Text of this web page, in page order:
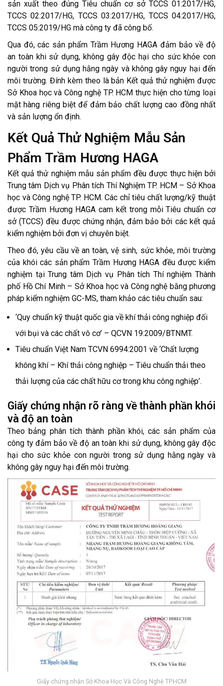
sản xuất theo đúng Tiêu chuẩn cơ sở TCCS 01:2017/HG,
TCCS 02:2017/HG, TCCS 03:2017/HG, TCCS 04:2017/HG,
TCCS 05:2019/HG mà công ty đã công bố.
Qua đó, các sản phẩm Trầm Hương HAGA đảm bảo về độ
an toàn khi sử dụng, không gây độc hại cho sức khỏe con
người trong sử dụng hằng ngày và không gây nguy hại đến
môi trường. Đính kèm theo là bản Kết quả thử nghiệm được
Sở Khoa học và Công nghệ TP. HCM thực hiện cho từng loại
mặt hàng riêng biệt để đảm bảo chất lượng cao đồng nhất
và sản lượng ổn định.
Kết Quả Thử Nghiệm Mẫu Sản
Phẩm Trầm Hương HAGA
Kết quả thử nghiệm mẫu sản phẩm đều được thực hiện bởi
Trung tâm Dịch vụ Phân tích Thí Nghiệm TP. HCM – Sở Khoa
học và Công nghệ TP. HCM. Các chỉ tiêu chất lượng/kỹ thuật
được Trầm Hương HAGA cam kết trong mỗi Tiêu chuẩn cơ
sở (TCCS) đều được chứng nhận, đảm bảo bởi các kết quả
kiểm nghiệm bởi đơn vị chuyên biệt.
Theo đó, yêu cầu về an toàn, vệ sinh, sức khỏe, môi trường
của khói các sản phẩm Trầm Hương HAGA đều được kiểm
nghiệm tại Trung tâm Dịch vụ Phân tích Thí nghiệm Thành
phố Hồ Chí Minh – Sở Khoa học và Công nghệ bằng phương
pháp kiểm nghiệm GC-MS, tham khảo các tiêu chuẩn sau:
‘Quy chuẩn kỹ thuật quốc gia về khí thải công nghiệp đối
với bụi và các chất vô cơ’ – QCVN 19:2009/BTNMT.
Tiêu chuẩn Việt Nam TCVN 6994:2001 về ‘Chất lượng
không khí – Khí thải công nghiệp – Tiêu chuẩn thải theo
thải lượng của các chất hữu cơ trong khu công nghiệp’.
Giấy chứng nhận rõ ràng về thành phần khói
và độ an toàn
Theo bảng phân tích thành phần khói, các sản phẩm của
công ty đảm bảo về độ an toàn khi sử dụng, không gây độc
hại cho sức khỏe con người trong sử dụng hằng ngày và
không gây nguy hại đến môi trường.
Giấy chứng nhận Sở Khoa Học Và Công Nghệ TP.HCM